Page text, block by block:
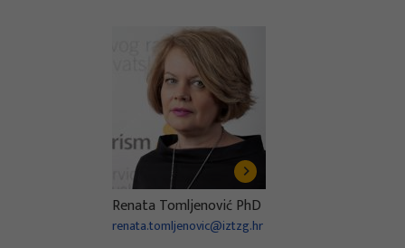
Renata Tomljenović PhD
renata.tomljenovic@iztzg.hr